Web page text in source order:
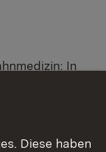
In
Diese haben